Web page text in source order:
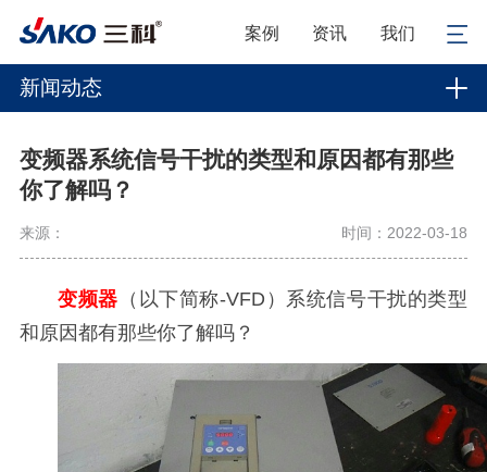
案例 资讯 我们
新闻动态
变频器系统信号干扰的类型和原因都有那些
你了解吗？
来源： 时间：2022-03-18
变频器 （以下简称-VFD）系统信号干扰的类型
和原因都有那些你了解吗？